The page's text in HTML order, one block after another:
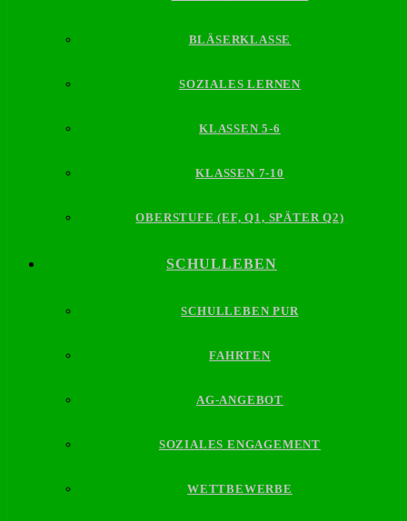
BLÄSERKLASSE
SOZIALES LERNEN
KLASSEN 5-6
KLASSEN 7-10
OBERSTUFE (EF, Q1, SPÄTER Q2)
SCHULLEBEN
SCHULLEBEN PUR
FAHRTEN
AG-ANGEBOT
SOZIALES ENGAGEMENT
WETTBEWERBE